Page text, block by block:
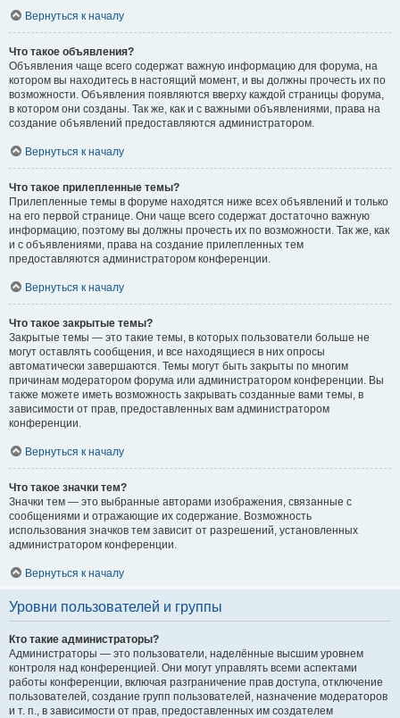
Вернуться к началу
Что такое объявления?
Объявления чаще всего содержат важную информацию для форума, на
котором вы находитесь в настоящий момент, и вы должны прочесть их по
возможности. Объявления появляются вверху каждой страницы форума,
в котором они созданы. Так же, как и с важными объявлениями, права на
создание объявлений предоставляются администратором.
Вернуться к началу
Что такое прилепленные темы?
Прилепленные темы в форуме находятся ниже всех объявлений и только
на его первой странице. Они чаще всего содержат достаточно важную
информацию, поэтому вы должны прочесть их по возможности. Так же, как
и с объявлениями, права на создание прилепленных тем
предоставляются администратором конференции.
Вернуться к началу
Что такое закрытые темы?
Закрытые темы — это такие темы, в которых пользователи больше не
могут оставлять сообщения, и все находящиеся в них опросы
автоматически завершаются. Темы могут быть закрыты по многим
причинам модератором форума или администратором конференции. Вы
также можете иметь возможность закрывать созданные вами темы, в
зависимости от прав, предоставленных вам администратором
конференции.
Вернуться к началу
Что такое значки тем?
Значки тем — это выбранные авторами изображения, связанные с
сообщениями и отражающие их содержание. Возможность
использования значков тем зависит от разрешений, установленных
администратором конференции.
Вернуться к началу
Уровни пользователей и группы
Кто такие администраторы?
Администраторы — это пользователи, наделённые высшим уровнем
контроля над конференцией. Они могут управлять всеми аспектами
работы конференции, включая разграничение прав доступа, отключение
пользователей, создание групп пользователей, назначение модераторов
и т. п., в зависимости от прав, предоставленных им создателем